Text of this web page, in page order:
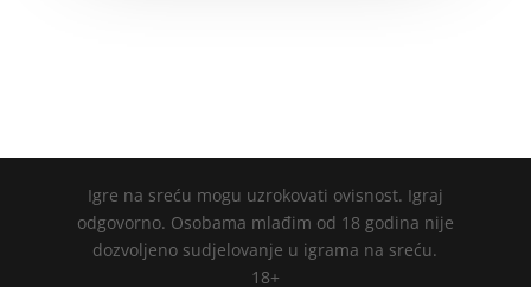
Igre na sreću mogu uzrokovati ovisnost. Igraj
odgovorno. Osobama mlađim od 18 godina nije
dozvoljeno sudjelovanje u igrama na sreću.
18+